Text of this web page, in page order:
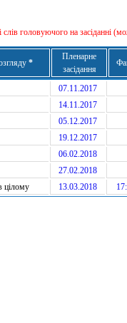
головуючого на засіданні
*
Пленарне
засідання
07.11.2017
14.11.2017
05.12.2017
19.12.2017
06.02.2018
27.02.2018
цілому
13.03.2018